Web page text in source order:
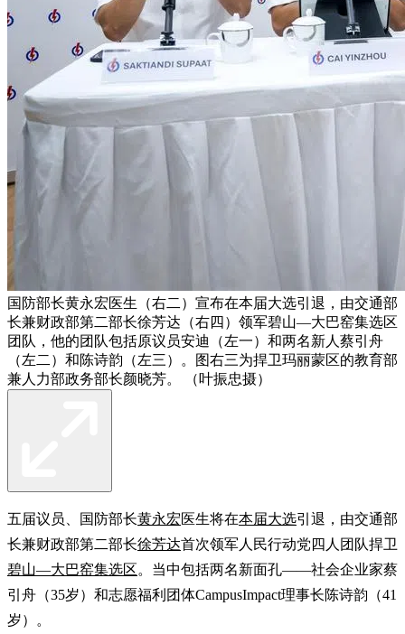
国防部长黄永宏医生（右二）宣布在本届大选引退，由交通部
长兼财政部第二部长徐芳达（右四）领军碧山—大巴窑集选区
团队，他的团队包括原议员安迪（左一）和两名新人蔡引舟
（左二）和陈诗韵（左三）。图右三为捍卫玛丽蒙区的教育部
兼人力部政务部长颜晓芳。 （叶振忠摄）
五届议员、国防部长黄永宏医生将在本届大选引退，由交通部
长兼财政部第二部长徐芳达首次领军人民行动党四人团队捍卫
碧山—大巴窑集选区。当中包括两名新面孔——社会企业家蔡
引舟（35岁）和志愿福利团体CampusImpact理事长陈诗韵（41
岁）。